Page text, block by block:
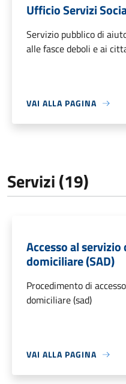
Ufficio Servizi
Servizio pubblico di
alle fasce deboli e ai
VAI ALLA PAGINA
Servizi (19)
Accesso al
domiciliare (SAD)
Procedimento di
domiciliare (sad)
VAI ALLA PAGINA